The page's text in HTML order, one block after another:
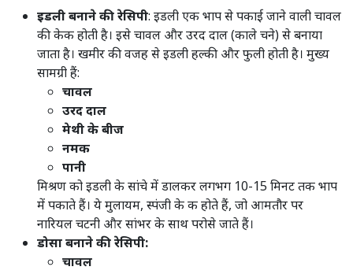
इडली बनाने की रेसिपी: इडली एक भाप से पकाई जाने वाली चावल
की केक होती है। इसे चावल और उरद दाल (काले चने) से बनाया
जाता है। खमीर की वजह से इडली हल्की और फुली होती है। मुख्य
सामग्री हैं:
चावल
उरद दाल
मेथी के बीज
नमक
पानी
मिश्रण को इडली के सांचे में डालकर लगभग 10-15 मिनट तक भाप
में पकाते हैं। ये मुलायम, स्पंजी के क होते हैं, जो आमतौर पर
नारियल चटनी और सांभर के साथ परोसे जाते हैं।
डोसा बनाने की रेसिपी:
चावल